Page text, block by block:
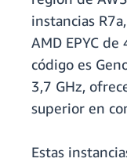
instancias
AMD EPYC
código es
3,7 GHz,
superior en
Estas